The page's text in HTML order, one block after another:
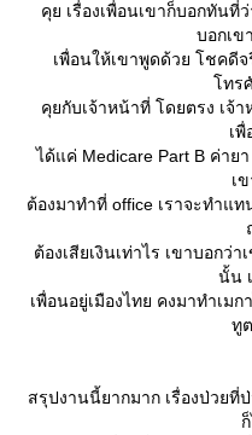
คุย เรื่องเพื่อนเขาก็บอกทัน
บอกเข
เพื่อนให้เขาพูดด้วย โชคดีจ
ทรศั
คุยกับเจ้าหน้าที่ โดยตรง เจ้
เ
ได้แค่ Medicare Part B ค่าย
เ
ต้องมาทำที่ office เราจะทำแ
ต้องเสียเงินเท่าไร เขาบอกว่
นั้น
เพื่อนอยู่เมืองไทย คงมาทำเม
ทู
สรุปงานนี้ยากมาก เรื่องป่วยที่